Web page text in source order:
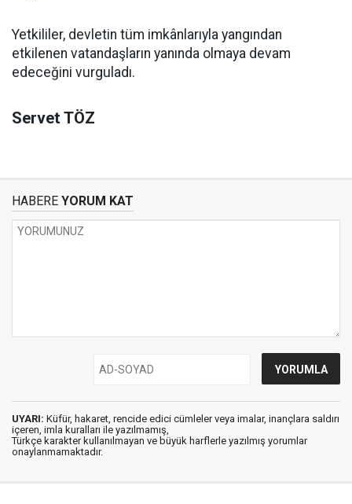
Yetkililer, devletin tüm imkânlarıyla yangından
etkilenen vatandaşların yanında olmaya devam
edeceğini vurguladı.
Servet TÖZ
HABERE YORUM KAT
UYARI: Küfür, hakaret, rencide edici cümleler veya imalar, inançlara saldırı
içeren, imla kuralları ile yazılmamış,
Türkçe karakter kullanılmayan ve büyük harflerle yazılmış yorumlar
onaylanmamaktadır.